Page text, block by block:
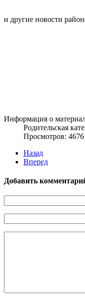
и другие новости
Информация о
Родительская
Просмотров: 4676
Назад
Вперед
Добавить